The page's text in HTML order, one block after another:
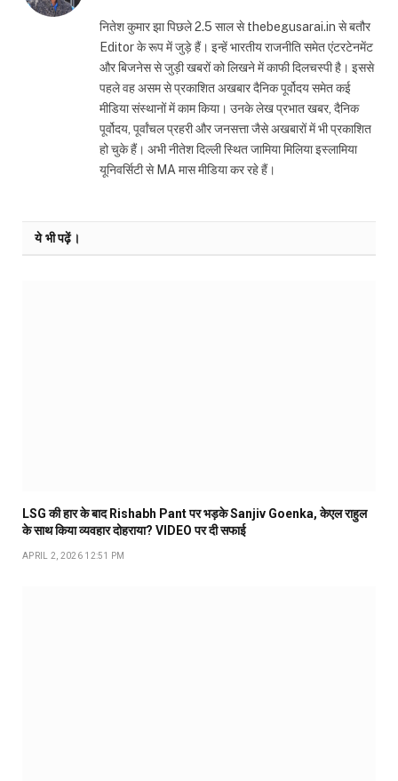
नितेश कुमार झा पिछले 2.5 साल से thebegusarai.in से बतौर
Editor के रूप में जुड़े हैं। इन्हें भारतीय राजनीति समेत एंटरटेनमेंट
और बिजनेस से जुड़ी खबरों को लिखने में काफी दिलचस्पी है। इससे
पहले वह असम से प्रकाशित अखबार दैनिक पूर्वोदय समेत कई
मीडिया संस्थानों में काम किया। उनके लेख प्रभात खबर, दैनिक
पूर्वोदय, पूर्वांचल प्रहरी और जनसत्ता जैसे अखबारों में भी प्रकाशित
हो चुके हैं। अभी नीतेश दिल्ली स्थित जामिया मिलिया इस्लामिया
यूनिवर्सिटी से MA मास मीडिया कर रहे हैं।
ये भी पढ़ें।
LSG की हार के बाद Rishabh Pant पर भड़के Sanjiv Goenka, केएल राहुल
के साथ किया व्यवहार दोहराया? VIDEO पर दी सफाई
APRIL 2, 2026 12:51 PM